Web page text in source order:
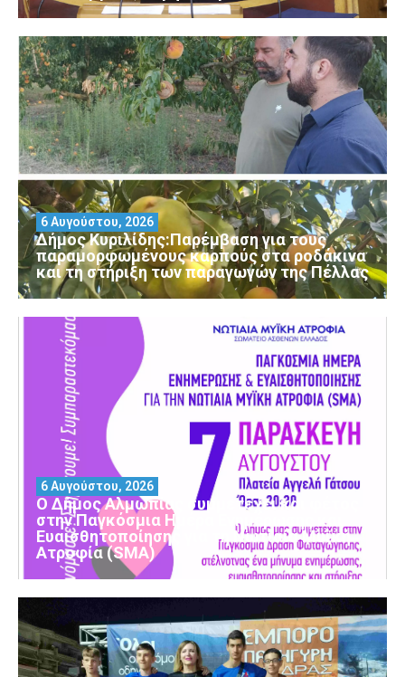
Δήμος Κυριλίδης:Παρέμβαση για τους
παραμορφωμένους καρπούς στα ροδάκινα
και τη στήριξη των παραγωγών της Πέλλας
6 Αυγούστου, 2026
Ο Δήμος Αλμωπίας συμμετέχει και φέτος
στην Παγκόσμια Ημέρα Ενημέρωσης και
Ευαισθητοποίησης για τη Νωτιαία Μυϊκή
Ατροφία (SMA)
6 Αυγούστου, 2026